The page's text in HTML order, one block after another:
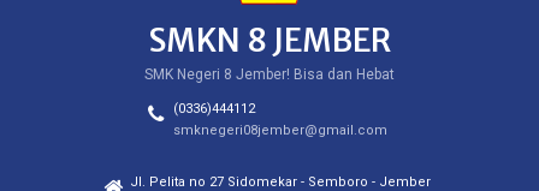
SMKN 8 JEMBER
SMK Negeri 8 Jember! Bisa dan Hebat
(0336)444112
smknegeri08jember@gmail.com
Jl. Pelita no 27 Sidomekar - Semboro - Jember